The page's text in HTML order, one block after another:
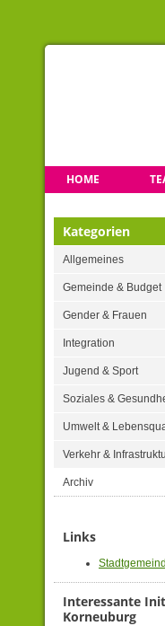
HOME
Kategorien
Allgemeines
Gemeinde & Budget
Gender & Frauen
Integration
Jugend & Sport
Soziales &
Umwelt &
Verkehr &
Archiv
Links
Interessante
Korneuburg